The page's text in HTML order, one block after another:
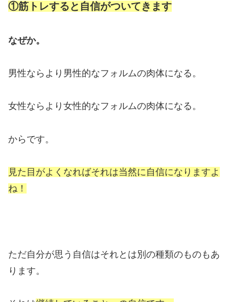
①筋トレすると自信がついてきます
なぜか。
男性ならより男性的なフォルムの肉体になる。
女性ならより女性的なフォルムの肉体になる。
からです。
見た目がよくなればそれは当然に自信になりますよ
ね！
ただ自分が思う自信はそれとは別の種類のものもあ
ります。